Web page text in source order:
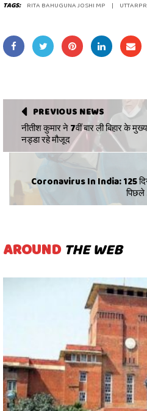
TAGS: RITA BAHUGUNA JOSHI MP
PREVIOUS NEWS
नीतीश कुमार ने 7वीं बार ली बिहार के
नड्डा रहे मौजूद
Coronavirus In India: 125
AROUND THE WEB